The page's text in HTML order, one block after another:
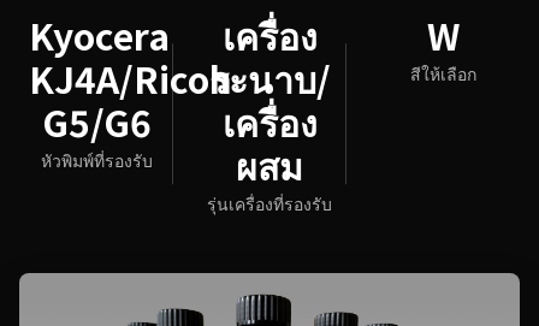
Kyocera
KJ4A/Ricoh
G5/G6
หัวพิมพ์ที่รองรับ
เครื่อง
ระนาบ/
เครื่อง
ผสม
รุ่นเครื่องที่รองรับ
W
สีให้เลือก